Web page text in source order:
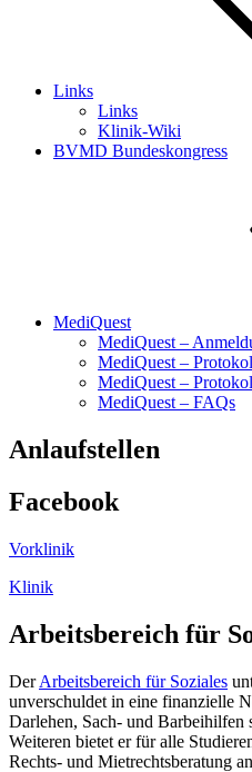
Links
Links
Klinik-Wiki
BVMD Bundeskongress
MediQuest
MediQuest –
MediQuest –
MediQuest –
MediQuest – FAQs
Anlaufstellen
Facebook
Vorklinik
Klinik
Arbeitsbereich für
DerArbeitsbereich für Soziales
unverschuldet in eine finanzielle
Darlehen, Sach- und Barbeihilfen
Weiteren bietet er für alle
Rechts- und Mietrechtsberatung